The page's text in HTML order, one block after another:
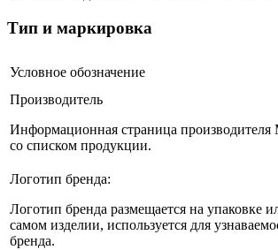
Тип и маркировка
Условное обозначение
Производитель
Информационная страница производителя
со списком продукции.
Логотип бренда:
Логотип бренда размещается на упаковке
самом изделии, используется для
бренда.